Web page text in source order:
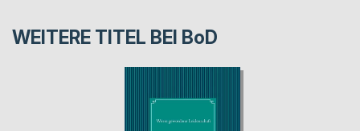
WEITERE TITEL BEI BoD